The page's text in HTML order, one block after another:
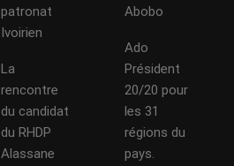
patronat
Ivoirien
La
rencontre
du candidat
du RHDP
Alassane
Abobo
Ado
Président
20/20 pour
les 31
régions du
pays.